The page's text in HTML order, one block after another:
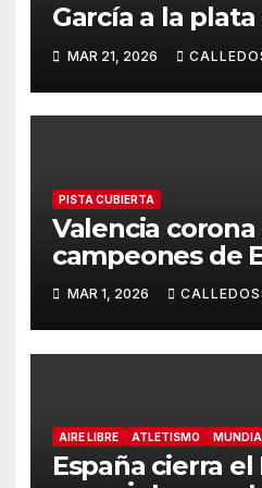
García a la
MAR 21, 2026
PISTA CUBIERTA
Valencia corona
campeones de
pista cubierta
Mundial de
MAR 1, 2026
AIRE LIBRE ATLETISMO
España cierra